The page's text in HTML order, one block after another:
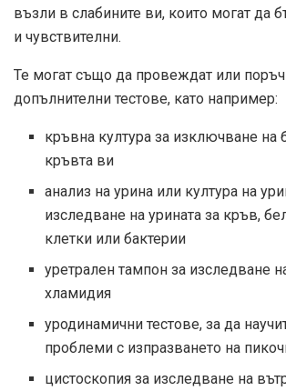
възли в слабините ви, които могат да
и чувствителни.
Те могат също да провеждат или
допълнителни тестове, като например:
кръвна култура за изключване на
кръвта ви
анализ на урина или култура на
изследване на урината за кръв,
клетки или бактерии
уретрален тампон за изследване
хламидия
уродинамични тестове, за да
проблеми с изпразването на
цистоскопия за изследване на